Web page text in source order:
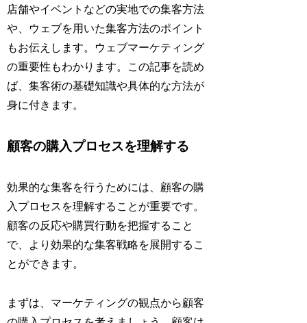
店舗やイベントなどの実地での集客方法
や、ウェブを用いた集客方法のポイント
もお伝えします。ウェブマーケティング
の重要性もわかります。この記事を読め
ば、集客術の基礎知識や具体的な方法が
身に付きます。
顧客の購入プロセスを理解する
効果的な集客を行うためには、顧客の購
入プロセスを理解することが重要です。
顧客の反応や購買行動を把握すること
で、より効果的な集客戦略を展開するこ
とができます。
まずは、マーケティングの観点から顧客